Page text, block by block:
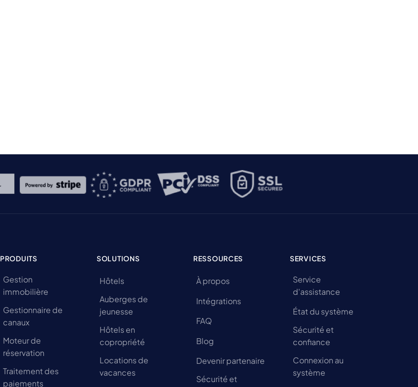
PRODUITS
Gestion
immobilière
Gestionnaire de
canaux
Moteur de
réservation
Traitement des
paiements
SOLUTIONS
Hôtels
Auberges de
jeunesse
Hôtels en
copropriété
Locations de
vacances
RESSOURCES
À propos
Intégrations
FAQ
Blog
Devenir partenaire
Sécurité et
SERVICES
Service
d'assistance
État du système
Sécurité et
confiance
Connexion au
système